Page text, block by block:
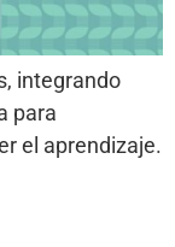
integrando
para
el aprendizaje.